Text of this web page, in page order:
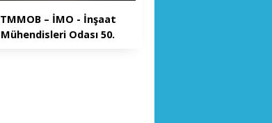
TMMOB – İMO - İnşaat
Mühendisleri Odası 50.